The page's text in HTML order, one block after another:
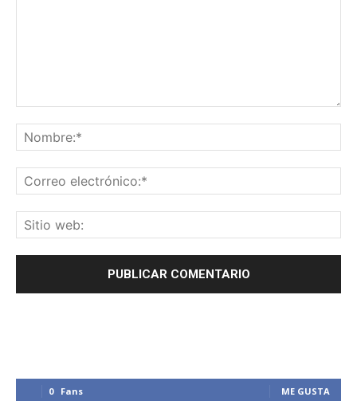
0 Fans ME GUSTA